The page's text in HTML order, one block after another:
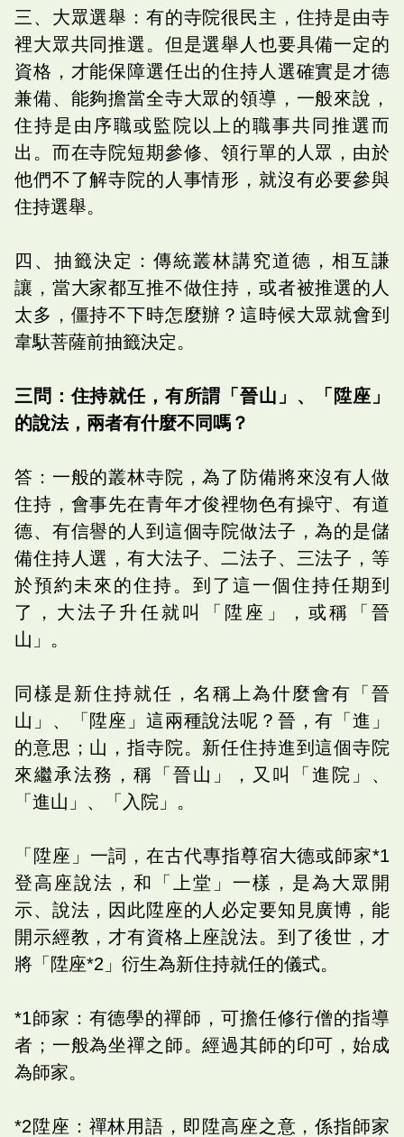
三、大眾選舉：有的寺院很民主，住持是由寺
裡大眾共同推選。但是選舉人也要具備一定的
資格，才能保障選任出的住持人選確實是才德
兼備、能夠擔當全寺大眾的領導，一般來說，
住持是由序職或監院以上的職事共同推選而
出。而在寺院短期參修、領行單的人眾，由於
他們不了解寺院的人事情形，就沒有必要參與
住持選舉。
四、抽籤決定：傳統叢林講究道德，相互謙
讓，當大家都互推不做住持，或者被推選的人
太多，僵持不下時怎麼辦？這時候大眾就會到
韋馱菩薩前抽籤決定。
三問：住持就任，有所謂「晉山」、「陞座」
的說法，兩者有什麼不同嗎？
答：一般的叢林寺院，為了防備將來沒有人做
住持，會事先在青年才俊裡物色有操守、有道
德、有信譽的人到這個寺院做法子，為的是儲
備住持人選，有大法子、二法子、三法子，等
於預約未來的住持。到了這一個住持任期到
了，大法子升任就叫「陞座」，或稱「晉
山」。
同樣是新住持就任，名稱上為什麼會有「晉
山」、「陞座」這兩種說法呢？晉，有「進」
的意思；山，指寺院。新任住持進到這個寺院
來繼承法務，稱「晉山」，又叫「進院」、
「進山」、「入院」。
「陞座」一詞，在古代專指尊宿大德或師家*1
登高座說法，和「上堂」一樣，是為大眾開
示、說法，因此陞座的人必定要知見廣博，能
開示經教，才有資格上座說法。到了後世，才
將「陞座*2」衍生為新住持就任的儀式。
*1師家：有德學的禪師，可擔任修行僧的指導
者；一般為坐禪之師。經過其師的印可，始成
為師家。
*2陞座：禪林用語，即陞高座之意，係指師家